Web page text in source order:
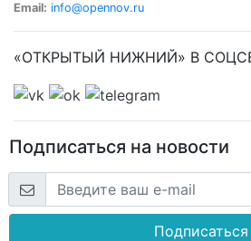
Email: info@opennov.ru
«ОТКРЫТЫЙ НИЖНИЙ» В
Подписаться на новости
Подписаться